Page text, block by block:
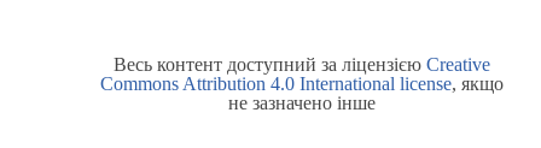
Весь контент доступний за ліцензією Creative
Commons Attribution 4.0 International license, якщо
не зазначено інше